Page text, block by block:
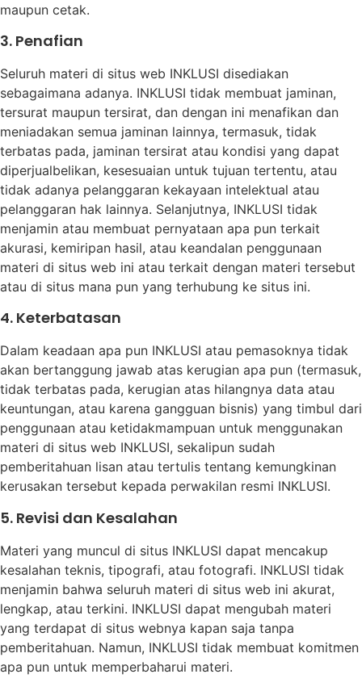
maupun cetak.
3. Penafian
Seluruh materi di situs web INKLUSI disediakan
sebagaimana adanya. INKLUSI tidak membuat jaminan,
tersurat maupun tersirat, dan dengan ini menafikan dan
meniadakan semua jaminan lainnya, termasuk, tidak
terbatas pada, jaminan tersirat atau kondisi yang dapat
diperjualbelikan, kesesuaian untuk tujuan tertentu, atau
tidak adanya pelanggaran kekayaan intelektual atau
pelanggaran hak lainnya. Selanjutnya, INKLUSI tidak
menjamin atau membuat pernyataan apa pun terkait
akurasi, kemiripan hasil, atau keandalan penggunaan
materi di situs web ini atau terkait dengan materi tersebut
atau di situs mana pun yang terhubung ke situs ini.
4. Keterbatasan
Dalam keadaan apa pun INKLUSI atau pemasoknya tidak
akan bertanggung jawab atas kerugian apa pun (termasuk,
tidak terbatas pada, kerugian atas hilangnya data atau
keuntungan, atau karena gangguan bisnis) yang timbul dari
penggunaan atau ketidakmampuan untuk menggunakan
materi di situs web INKLUSI, sekalipun sudah
pemberitahuan lisan atau tertulis tentang kemungkinan
kerusakan tersebut kepada perwakilan resmi INKLUSI.
5. Revisi dan Kesalahan
Materi yang muncul di situs INKLUSI dapat mencakup
kesalahan teknis, tipografi, atau fotografi. INKLUSI tidak
menjamin bahwa seluruh materi di situs web ini akurat,
lengkap, atau terkini. INKLUSI dapat mengubah materi
yang terdapat di situs webnya kapan saja tanpa
pemberitahuan. Namun, INKLUSI tidak membuat komitmen
apa pun untuk memperbaharui materi.